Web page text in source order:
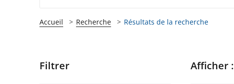
Accueil Recherche Résultats de la recherche
Passer
Filtrer Afficher :